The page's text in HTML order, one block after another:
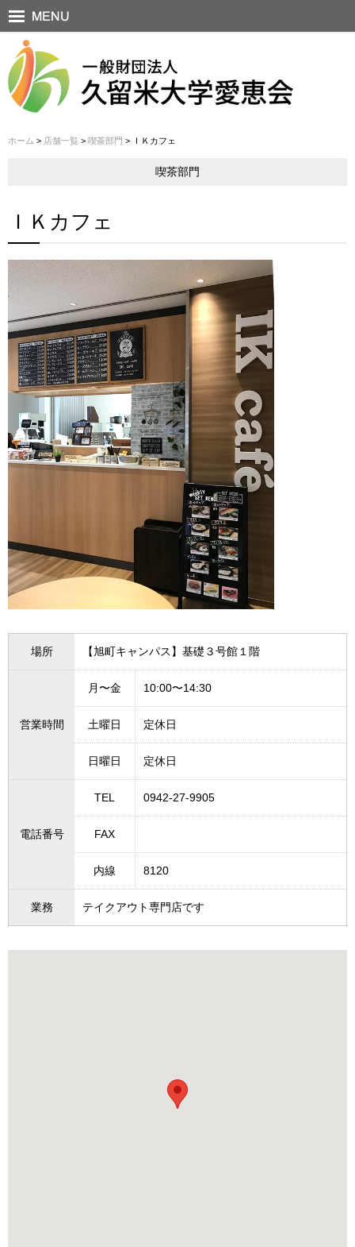
ホーム > 店舗一覧 > 喫茶部門 > ＩＫカフェ
喫茶部門
ＩＫカフェ
場所 【旭町キャンパス】基礎３号館１階
営業時間
月〜金 10:00〜14:30
土曜日 定休日
日曜日 定休日
電話番号
TEL 0942-27-9905
FAX
内線 8120
業務 テイクアウト専門店です